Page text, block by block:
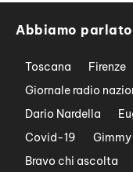
Abbiamo
Toscana Firenze
Giornale radio
Dario Nardella
Covid-19
Bravo chi ascolta